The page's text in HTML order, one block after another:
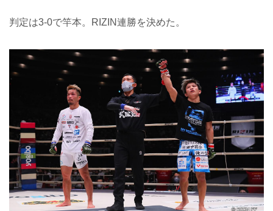
判定は3-0で竿本。RIZIN連勝を決めた。